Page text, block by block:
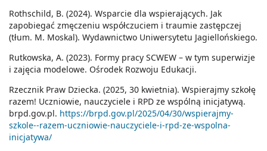
Rothschild, B. (2024). Wsparcie dla wspierających. Jak
zapobiegać zmęczeniu współczuciem i traumie zastępczej
(tłum. M. Moskal). Wydawnictwo Uniwersytetu Jagiellońskiego.
Rutkowska, A. (2023). Formy pracy SCWEW – w tym superwizje
i zajęcia modelowe. Ośrodek Rozwoju Edukacji.
Rzecznik Praw Dziecka. (2025, 30 kwietnia). Wspierajmy szkołę
razem! Uczniowie, nauczyciele i RPD ze wspólną inicjatywą.
brpd.gov.pl. https://brpd.gov.pl/2025/04/30/wspierajmy-
szkole--razem-uczniowie-nauczyciele-i-rpd-ze-wspolna-
inicjatywa/